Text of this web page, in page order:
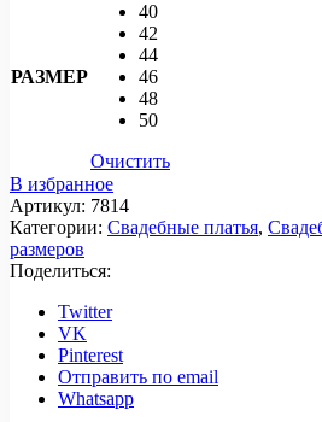
РАЗМЕР
40
42
44
46
48
50
Очистить
В избранное
Артикул: 7814
Категории: Свадебные платья,
размеров
Поделиться:
Twitter
VK
Pinterest
Отправить по email
Whatsapp